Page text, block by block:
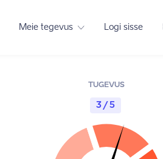
Meie tegevus Logi sisse
TUGEVUS
3 / 5